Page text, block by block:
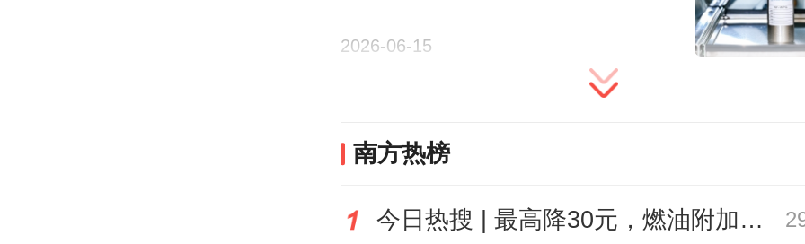
意？看不见、摸不着的中微子，如何进
的“视野”，绘就自己的“封面”？
答案就在“巨型水晶球”之中。人们或许很
却在无形中构成了陌生领域的“第一印象”
2026-06-15
南方热榜
今日热搜 | 最高降30元，燃油附加费今起下调